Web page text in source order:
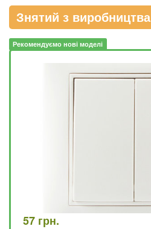
Знятий з виробництва
Рекомендуємо нові моделі
57 грн.